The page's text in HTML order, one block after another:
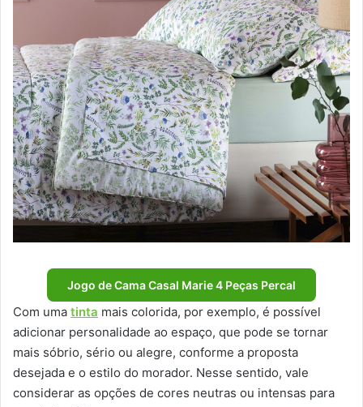
Jogo de Cama Casal Marie 4 Peças Percal
Com uma tinta mais colorida, por exemplo, é possível
adicionar personalidade ao espaço, que pode se tornar
mais sóbrio, sério ou alegre, conforme a proposta
desejada e o estilo do morador. Nesse sentido, vale
considerar as opções de cores neutras ou intensas para